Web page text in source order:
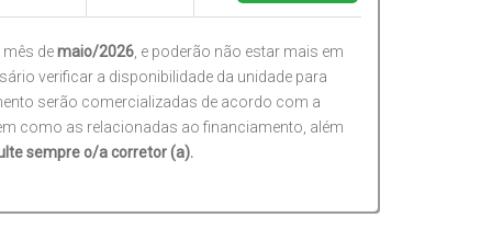
mês demaio/2026 , e poderão não estar mais em
verificar a disponibilidade da unidade para
serão comercializadas de acordo com a
como as relacionadas ao financiamento, além
sempre o/a corretor (a).